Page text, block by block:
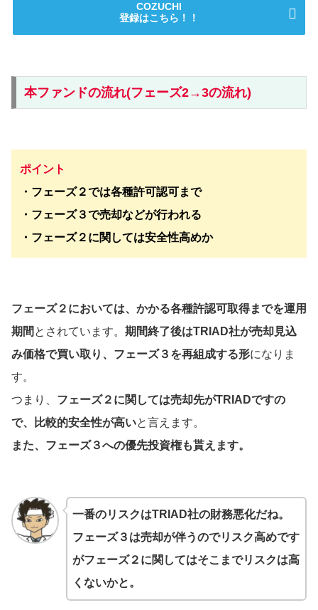
COZUCHI
登録はこちら！！
本ファンドの流れ(フェーズ2→3の流れ)
ポイント
・フェーズ２では各種許可認可まで
・フェーズ３で売却などが行われる
・フェーズ２に関しては安全性高めか
フェーズ２においては、かかる各種許認可取得までを運用
期間 とされています。 期間終了後はTRIAD社が売却見込
み価格で買い取り、フェーズ３を再組成する形になりま
す。
つまり、 フェーズ２に関しては売却先がTRIADですの
で、比較的安全性が高いと言えます。
また、フェーズ３への優先投資権も貰えます。
一番のリスクはTRIAD社の財務悪化だね。
フェーズ３は売却が伴うのでリスク高めです
がフェーズ２に関してはそこまでリスクは高
くないかと。